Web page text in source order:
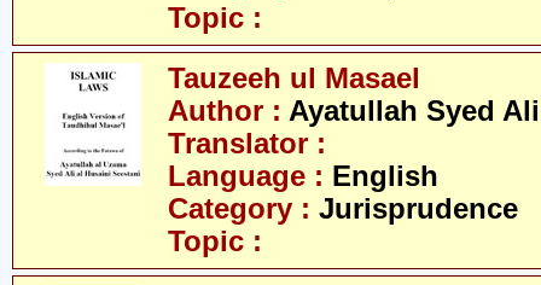
Topic :
Tauzeeh ul Masael
Author : Ayatullah Syed
Translator :
Language : English
Category : Jurisprudence
Topic :